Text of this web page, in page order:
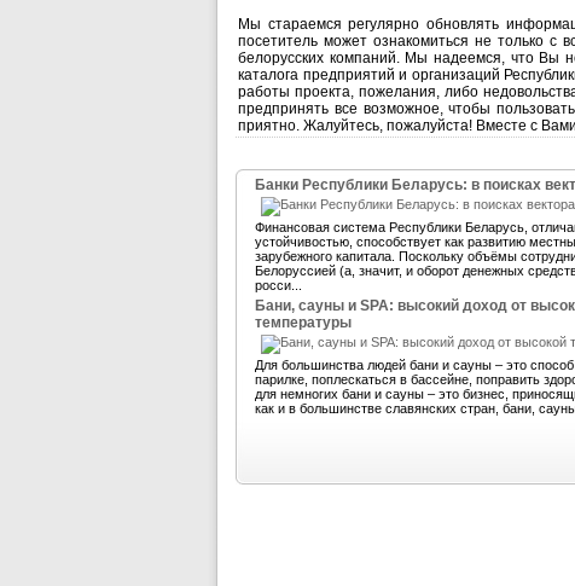
Мы стараемся регулярно обновлять
посетитель может ознакомиться не только
белорусских компаний. Мы надеемся, что Вы
каталога предприятий и организаций
работы проекта, пожелания, либо
предпринять все возможное, чтобы
приятно. Жалуйтесь, пожалуйста! Вместе с
Банки Республики Беларусь: в поисках
Финансовая система Республики Беларусь,
устойчивостью, способствует как развитию
зарубежного капитала. Поскольку объёмы
Белоруссией (а, значит, и оборот денежных
росси...
Бани, сауны и SPA: высокий доход от
температуры
Для большинства людей бани и сауны – это
парилке, поплескаться в бассейне, поправить
для немногих бани и сауны – это бизнес,
как и в большинстве славянских стран, бани, сауны